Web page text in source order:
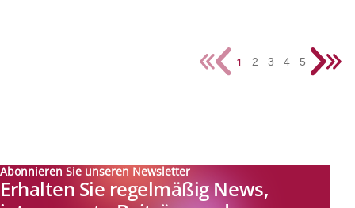
1 2 3 4 5
Abonnieren Sie unseren Newsletter
Erhalten Sie regelmäßig News,